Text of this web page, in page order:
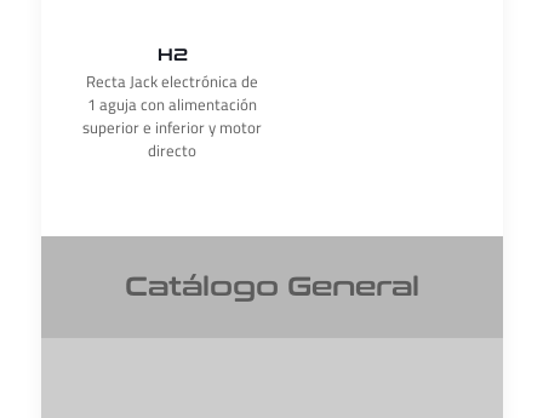
H2
Recta Jack electrónica de
1 aguja con alimentación
superior e inferior y motor
directo
Catálogo General